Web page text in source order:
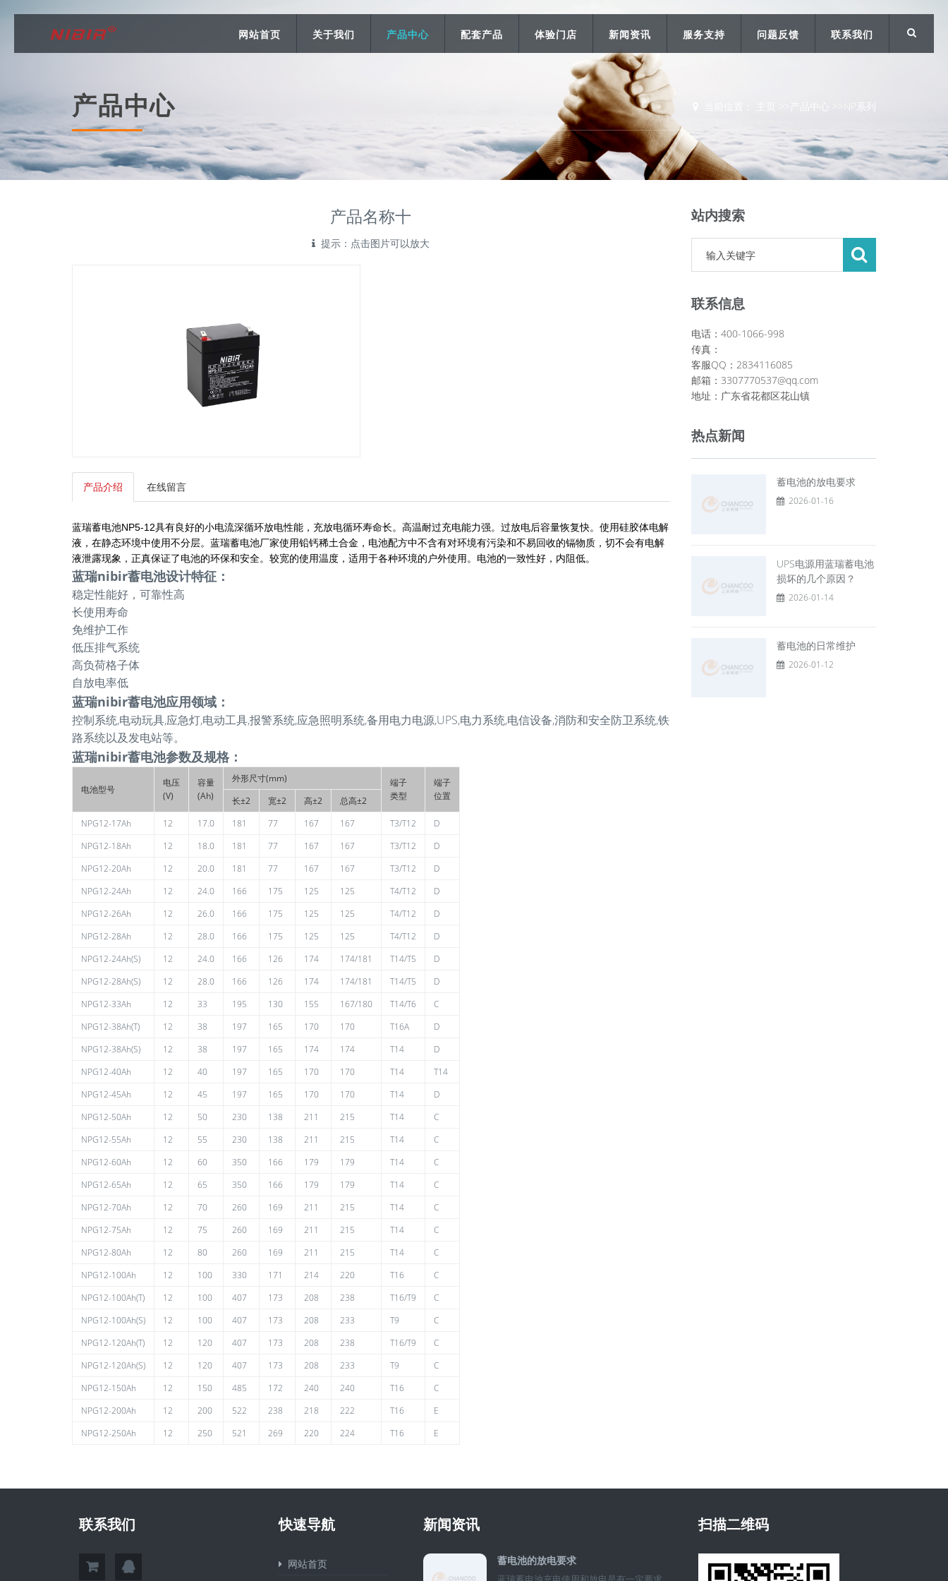
网站首页 关于我们 产品中心 配套产品 体验门店 新闻资讯 服务支持 问题反馈 联系我们
产品中心 产品中心 NP系列
产品名称十
提示：点击图片可以放大
产品介绍 在线留言
蓝瑞蓄电池NP5-12具有良好的小电流深循环放电性能，充放电循环寿命长。高温耐过充电能力强。过放电后容量恢复快。使用硅胶体电解
液，在静态环境中使用不分层。蓝瑞蓄电池厂家使用铅钙稀土合金，电池配方中不含有对环境有污染和不易回收的镉物质，切不会有电解
液泄露现象，正真保证了电池的环保和安全。较宽的使用温度，适用于各种环境的户外使用。电池的一致性好，内阻低。
蓝瑞nibir蓄电池设计特征：
稳定性能好，可靠性高
长使用寿命
免维护工作
低压排气系统
高负荷格子体
自放电率低
蓝瑞nibir蓄电池应用领域 ：
控制系统,电动玩具,应急灯,电动工具,报警系统,应急照明系统,备用电力电源,UPS,电力系统,电信设备,消防和安全防卫系统,铁
路系统以及发电站等。
蓝瑞nibir蓄电池参数及规格：
电池型号
电压
(V)
容量
(Ah)
外形尺寸(mm)
端子
类型
端子
位置
长±2 宽±2 高±2
总高±2
NPG12-17Ah
12 17.0 181 77 167 167 T3/T12
D
NPG12-18Ah
12 18.0 181 77 167 167 T3/T12
D
NPG12-20Ah
12 20.0 181 77 167 167 T3/T12
D
NPG12-24Ah
12 24.0 166 175 125 125 T4/T12
D
NPG12-26Ah
12 26.0 166 175 125 125 T4/T12
D
NPG12-28Ah
12 28.0 166 175 125 125 T4/T12
D
NPG12-24Ah(S)
12 24.0 166 126 174 174/181 T14/T5
D
NPG12-28Ah(S)
12 28.0 166 126 174 174/181 T14/T5
D
NPG12-33Ah
12 33 195 130 155 167/180 T14/T6
C
NPG12-38Ah(T)
12 38 197 165 170 170 T16A
D
NPG12-38Ah(S)
12 38 197 165 174 174 T14
D
NPG12-40Ah
12 40 197 165 170 170 T14
T14
NPG12-45Ah
12 45 197 165 170 170 T14
D
NPG12-50Ah
12 50 230 138 211 215 T14
C
NPG12-55Ah
12 55 230 138 211 215 T14
C
NPG12-60Ah
12 60 350 166 179 179 T14
C
NPG12-65Ah
12 65 350 166 179 179 T14
C
NPG12-70Ah
12 70 260 169 211 215 T14
C
NPG12-75Ah
12 75 260 169 211 215 T14
C
NPG12-80Ah
12 80 260 169 211 215 T14
C
NPG12-100Ah
12 100 330 171 214 220 T16
C
NPG12-100Ah(T)
12 100 407 173 208 238 T16/T9
C
NPG12-100Ah(S)
12 100 407 173 208 233 T9
C
NPG12-120Ah(T)
12 120 407 173 208 238 T16/T9
C
NPG12-120Ah(S)
12 120 407 173 208 233 T9
C
NPG12-150Ah
12 150 485 172 240 240 T16
C
NPG12-200Ah
12 200 522 238 218 222 T16
E
NPG12-250Ah
12 250 521 269 220 224 T16 E
站内搜索
联系信息
电话：400-1066-998
传真：
客服QQ：2834116085
邮箱：3307770537@qq.com
地址：广东省花都区花山镇
热点新闻
蓄电池的放电要求
2026-01-16
UPS电源用蓝瑞蓄电池
损坏的几个原因？
2026-01-14
蓄电池的日常维护
2026-01-12
联系我们 快速导航
网站首页
新闻资讯
蓄电池的放电要求
扫描二维码